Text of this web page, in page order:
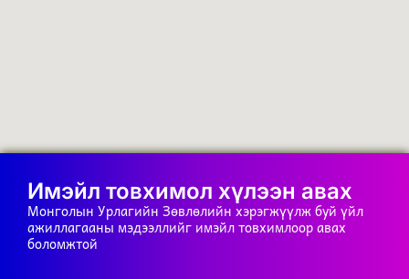
Имэйл товхимол хүлээн авах
Монголын Урлагийн Зөвлөлийн хэрэгжүүлж буй үйл
ажиллагааны мэдээллийг имэйл товхимлоор авах
боломжтой